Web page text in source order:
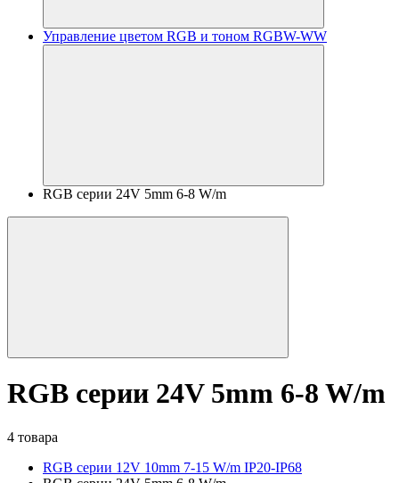
Управление цветом RGB и тоном RGBW-WW
RGB серии 24V 5mm 6-8 W/m
RGB серии 24V 5mm 6-8 W/m
4 товара
RGB серии 12V 10mm 7-15 W/m IP20-IP68